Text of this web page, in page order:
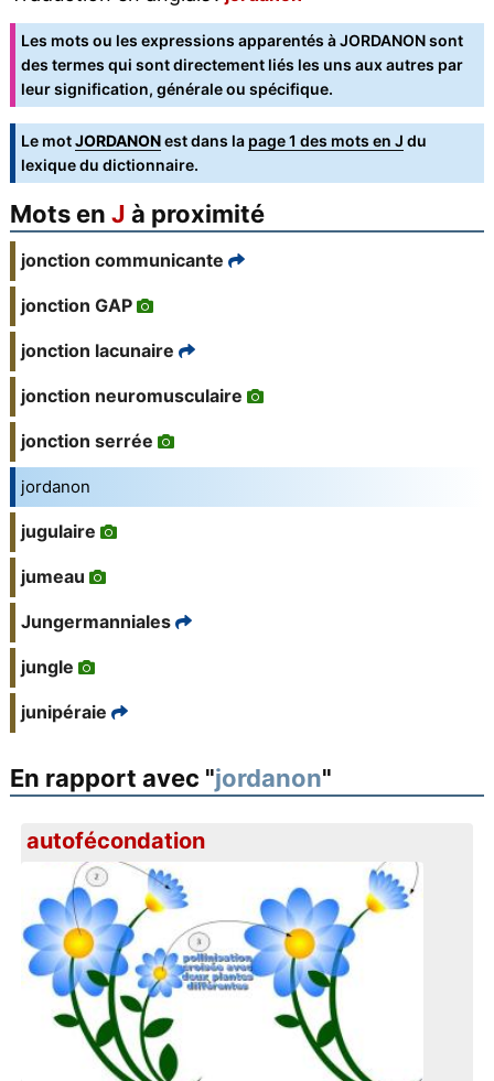
Les mots ou les expressions apparentés à JORDANON sont
des termes qui sont directement liés les uns aux autres par
leur signification, générale ou spécifique.
Le motJORDANONest dans la page 1 des mots en J du
lexique du dictionnaire.
Mots en J à proximité
jonction communicante
jonction GAP
jonction lacunaire
jonction neuromusculaire
jonction serrée
jordanon
jugulaire
jumeau
Jungermanniales
jungle
junipéraie
En rapport avec "jordanon"
autofécondation